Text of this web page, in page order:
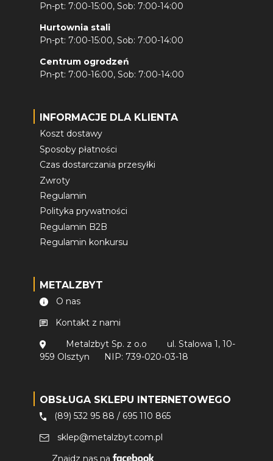
Pn-pt: 7:00-15:00, Sob: 7:00-14:00
Hurtownia stali
Pn-pt: 7:00-15:00, Sob: 7:00-14:00
Centrum ogrodzeń
Pn-pt: 7:00-16:00, Sob: 7:00-14:00
INFORMACJE DLA KLIENTA
Koszt dostawy
Sposoby płatności
Czas dostarczania przesyłki
Zwroty
Regulamin
Polityka prywatności
Regulamin B2B
Regulamin konkursu
METALZBYT
O nas
Kontakt z nami
Metalzbyt Sp. z o.o
ul. Stalowa 1, 10-
959 Olsztyn
NIP: 739-020-03-18
OBSŁUGA SKLEPU INTERNETOWEGO
(89) 532 95 88 / 695 110 865
sklep@metalzbyt.com.pl
Znajdz nas na